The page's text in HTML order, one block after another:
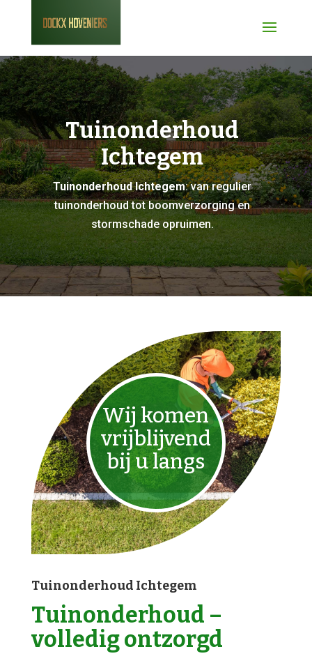
Tuinonderhoud
Ichtegem
Tuinonderhoud Ichtegem: van regulier
tuinonderhoud tot boomverzorging en
stormschade opruimen.
Wij komen
vrijblijvend
bij u langs
Tuinonderhoud Ichtegem
Tuinonderhoud –
volledig ontzorgd